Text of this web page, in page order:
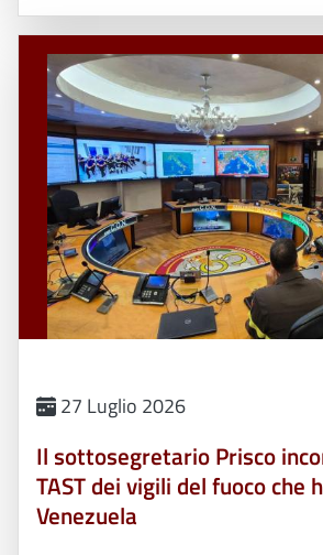
27 Luglio 2026
Il sottosegretario Prisco
TAST dei vigili del fuoco che
Venezuela